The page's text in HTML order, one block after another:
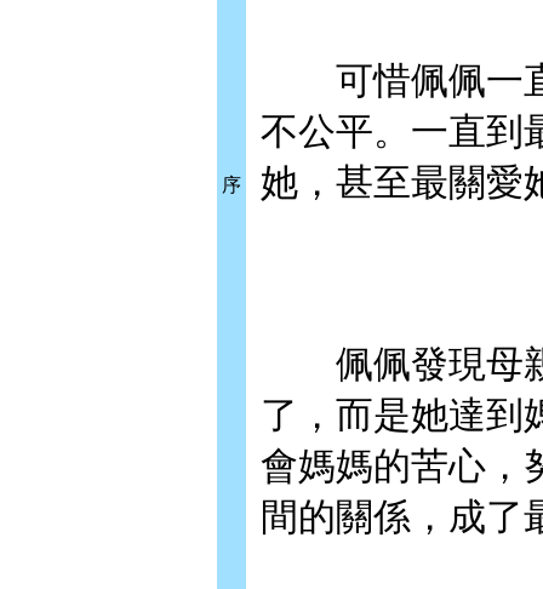
序
可惜佩佩一直
不公平。一直到
她，甚至最關愛
佩佩發現母親
了，而是她達到
會媽媽的苦心，
間的關係，成了